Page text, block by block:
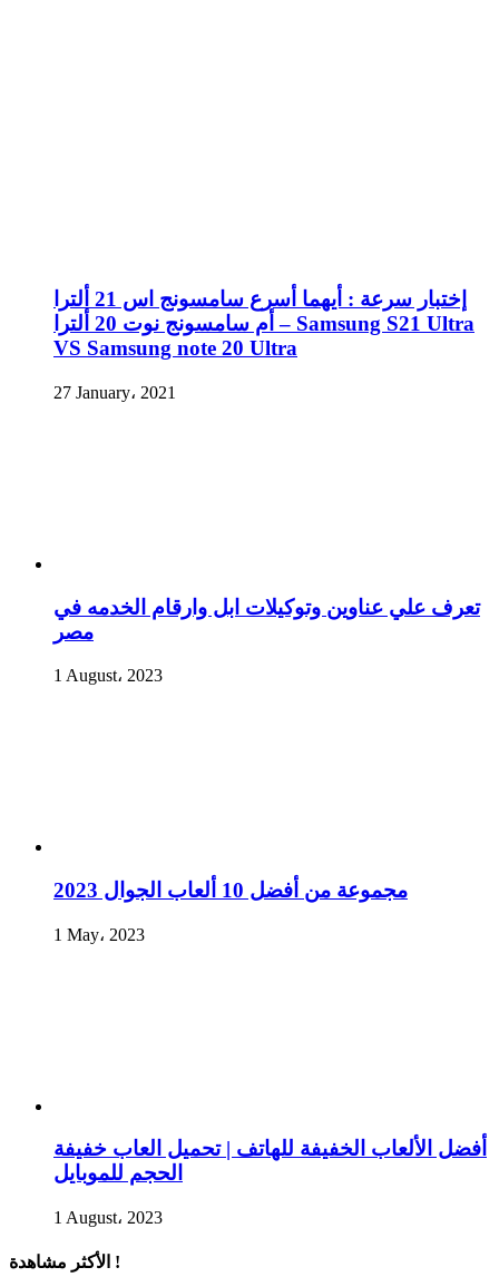
إختبار سرعة : أيهما أسرع سامسونج اس 21 ألترا
أم سامسونج نوت 20 ألترا – Samsung S21 Ultra
VS Samsung note 20 Ultra
27 January، 2021
تعرف علي عناوين وتوكيلات ابل وارقام الخدمه في
مصر
1 August، 2023
مجموعة من أفضل 10 ألعاب الجوال 2023
1 May، 2023
أفضل الألعاب الخفيفة للهاتف | تحميل العاب خفيفة
الحجم للموبايل
1 August، 2023
الأكثر مشاهدة !